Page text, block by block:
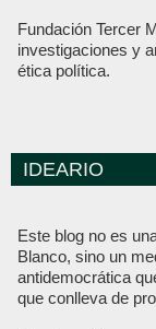
Fundación Tercer
investigaciones y
ética política.
IDEARIO
Este blog no es
Blanco, sino un
antidemocrática
que conlleva de